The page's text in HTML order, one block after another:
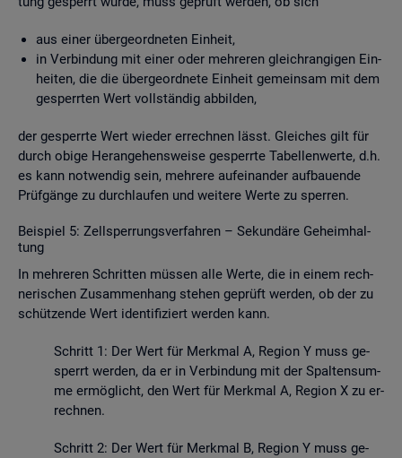
aus einer über­ge­ord­ne­ten Ein­heit,
in Ver­bin­dung mit einer oder meh­re­ren gleich­ran­gi­gen Ein­
hei­ten, die die über­ge­ord­ne­te Ein­heit ge­mein­sam mit dem
ge­sperr­ten Wert voll­stän­dig ab­bil­den,
der ge­sperr­te Wert wie­der er­rech­nen lässt. Glei­ches gilt für
durch obige Her­an­ge­hens­wei­se ge­sperr­te Ta­bel­len­wer­te, d.h.
es kann not­wen­dig sein, meh­re­re auf­ein­an­der auf­bau­en­de
Prüf­gän­ge zu durch­lau­fen und wei­te­re Werte zu sper­ren.
Bei­spiel 5: Zell­sper­rungs­ver­fah­ren – Se­kun­dä­re Ge­heim­hal­
tung
In meh­re­ren Schrit­ten müs­sen alle Werte, die in einem rech­
ne­ri­schen Zu­sam­men­hang ste­hen ge­prüft wer­den, ob der zu
schüt­zen­de Wert iden­ti­fi­ziert wer­den kann.
Schritt 1: Der Wert für Merk­mal A, Re­gi­on Y muss ge­
sperrt wer­den, da er in Ver­bin­dung mit der Spal­ten­sum­
me er­mög­licht, den Wert für Merk­mal A, Re­gi­on X zu er­
rech­nen.
Schritt 2: Der Wert für Merk­mal B, Re­gi­on Y muss ge­